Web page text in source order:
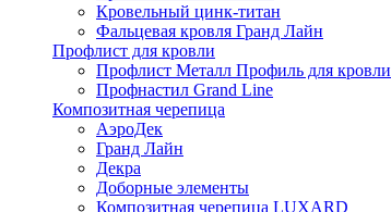
Кровельный цинк-титан
Фальцевая кровля Гранд Лайн
Профлист для кровли
Профлист Металл Профиль для кровли
Профнастил Grand Line
Композитная черепица
АэроДек
Гранд Лайн
Декра
Доборные элементы
Композитная черепица LUXARD